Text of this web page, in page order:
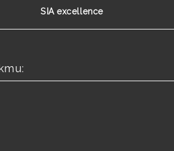
SIA excellence